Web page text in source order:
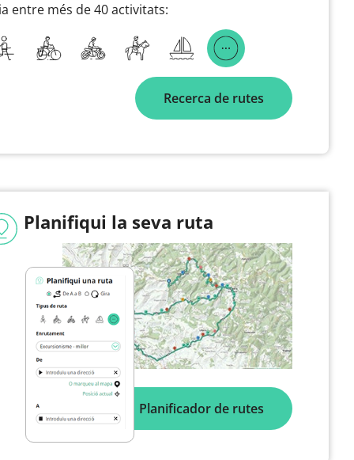
entre més de 40 activitats:
Recerca de rutes
Planifiqui la seva ruta
Planificador de rutes